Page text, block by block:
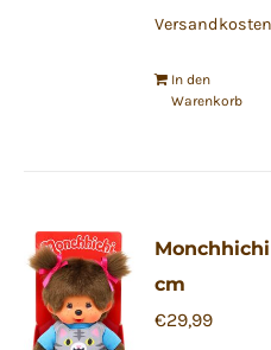
Versandkosten
In den
Warenkorb
cm
€29,99